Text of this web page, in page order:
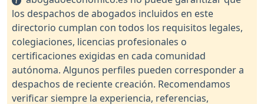
los despachos de abogados incluidos en este
directorio cumplan con todos los requisitos legales,
colegiaciones, licencias profesionales o
certificaciones exigidas en cada comunidad
autónoma. Algunos perfiles pueden corresponder a
despachos de reciente creación. Recomendamos
verificar siempre la experiencia, referencias,